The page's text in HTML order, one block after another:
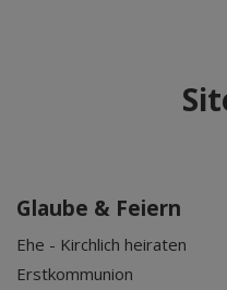
Glaube & Feiern
Ehe - Kirchlich heiraten
Erstkommunion